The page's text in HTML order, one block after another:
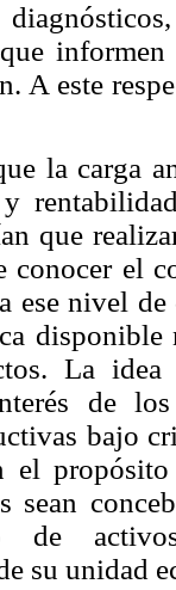
A este
la carga
que
conocer el
ese nivel
La
de
bajo
el
sean
de
su unidad